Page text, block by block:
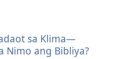
sa Klima—
Nimo ang Bibliya?